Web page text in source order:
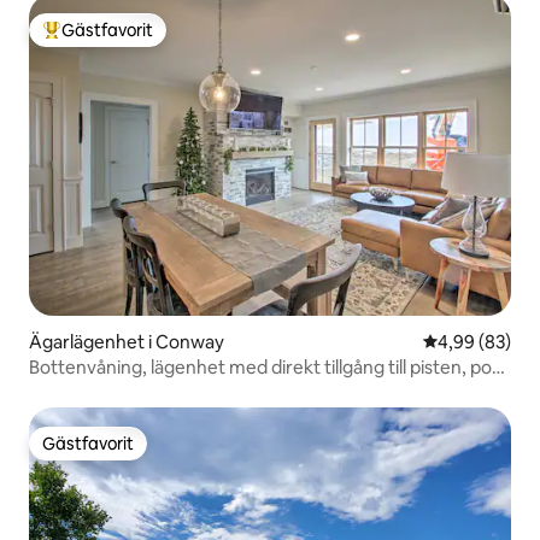
Populär gästfavorit
Gästfavorit
Ägarlägenhet i Conway 4,99 av 5 i
4,99 (83)
Bottenvåning, lägenhet med direkt tillgång till pisten, pool
Gästfavorit
Gästfavorit